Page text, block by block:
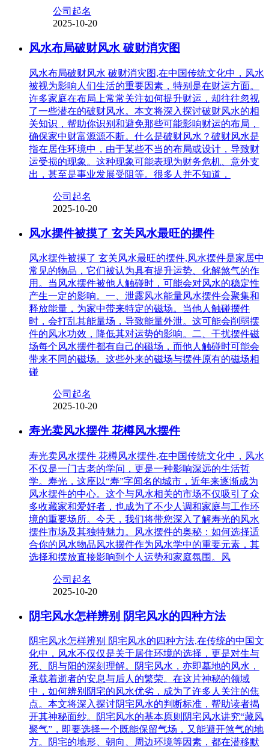
公司起名
2025-10-20
风水布局破财风水 破财消灾图
风水布局破财风水 破财消灾图,在中国传统文化中，风水
被视为影响人们生活的重要因素，特别是在财运方面。
许多家庭在布局上常常关注如何提升财运，却往往忽视
了一些潜在的破财风水。本文将深入探讨破财风水的相
关知识，帮助你识别和避免那些可能影响财运的布局，
确保家中财富源源不断。什么是破财风水？破财风水是
指在居住环境中，由于某些不当的布局或设计，导致财
运受损的现象。这种现象可能表现为财务危机、意外支
出，甚至是事业发展受阻等。很多人并不知道，
公司起名
2025-10-20
风水摆件被摸了 玄关风水最旺的摆件
风水摆件被摸了 玄关风水最旺的摆件,风水摆件是家居中
常见的物品，它们被认为具有提升运势、化解煞气的作
用。当风水摆件被他人触碰时，可能会对风水的稳定性
产生一定的影响。一、泄露风水能量风水摆件会聚集和
释放能量，为家中带来特定的磁场。当他人触碰摆件
时，会打乱其能量场，导致能量外泄。这可能会削弱摆
件的风水功效，降低其对运势的影响。二、干扰摆件磁
场每个风水摆件都有自己的磁场，而他人触碰时可能会
带来不同的磁场。这些外来的磁场与摆件原有的磁场相
碰
公司起名
2025-10-20
寿光卖风水摆件 花樽风水摆件
寿光卖风水摆件 花樽风水摆件,在中国传统文化中，风水
不仅是一门古老的学问，更是一种影响深远的生活哲
学。寿光，这座以“寿”字闻名的城市，近年来逐渐成为
风水摆件的中心。这个与风水相关的市场不仅吸引了众
多收藏家和爱好者，也成为了不少人调和家庭与工作环
境的重要场所。今天，我们将带您深入了解寿光的风水
摆件市场及其独特魅力。风水摆件的奥秘：如何选择适
合你的风水物品风水摆件作为风水学中的重要元素，其
选择和摆放直接影响到个人运势和家庭氛围。风
公司起名
2025-10-20
阴宅风水怎样辨别 阴宅风水的四种方法
阴宅风水怎样辨别 阴宅风水的四种方法,在传统的中国文
化中，风水不仅仅是关于居住环境的选择，更是对生与
死、阴与阳的深刻理解。阴宅风水，亦即墓地的风水，
承载着逝者的安息与后人的繁荣。在这片神秘的领域
中，如何辨别阴宅的风水优劣，成为了许多人关注的焦
点。本文将深入探讨阴宅风水的判断标准，帮助读者揭
开其神秘面纱。阴宅风水的基本原则阴宅风水讲究“藏风
聚气”，即要选择一个既能保留气场，又能避开煞气的地
方。阴宅的地形、朝向、周边环境等因素，都在潜移默